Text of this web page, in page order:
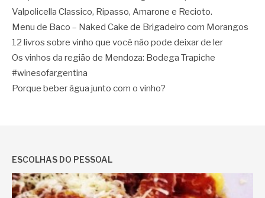
Valpolicella Classico, Ripasso, Amarone e Recioto.
Menu de Baco – Naked Cake de Brigadeiro com Morangos
12 livros sobre vinho que você não pode deixar de ler
Os vinhos da região de Mendoza: Bodega Trapiche
#winesofargentina
Porque beber água junto com o vinho?
ESCOLHAS DO PESSOAL